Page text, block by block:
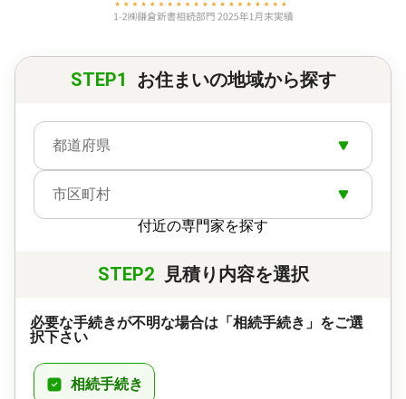
STEP1 お住まいの地域から探す
都道府県
市区町村
付近の専門家を探す
STEP2 見積り内容を選択
必要な手続きが不明な場合は「相続手続き」をご選
択下さい
相続手続き